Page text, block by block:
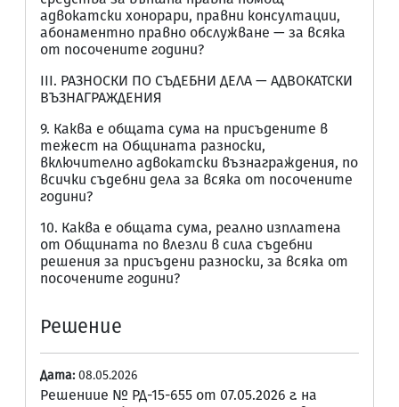
адвокатски хонорари, правни консултации,
абонаментно правно обслужване — за всяка
от посочените години?
III. РАЗНОСКИ ПО СЪДЕБНИ ДЕЛА — АДВОКАТСКИ
ВЪЗНАГРАЖДЕНИЯ
9. Каква е общата сума на присъдените в
тежест на Общината разноски,
включително адвокатски възнаграждения, по
всички съдебни дела за всяка от посочените
години?
10. Каква е общата сума, реално изплатена
от Общината по влезли в сила съдебни
решения за присъдени разноски, за всяка от
посочените години?
Решение
Дата: 08.05.2026
Решениие № РД-15-655 от 07.05.2026 г. на